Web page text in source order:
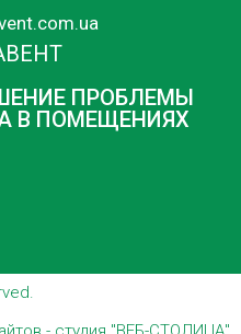
ПРОБЛЕМЫ
В ПОМЕЩЕНИЯХ